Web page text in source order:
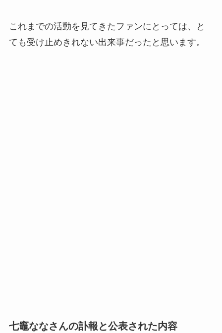
これまでの活動を見てきたファンにとっては、と
ても受け止めきれない出来事だったと思います。
七竈ななさんの訃報と公表された内容